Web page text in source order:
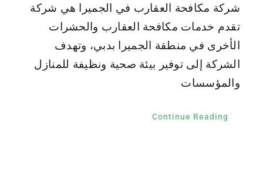
شركة مكافحة العقارب في الجميرا هي شركة
تقدم خدمات مكافحة العقارب والحشرات
الأخرى في منطقة الجميرا بدبي، وتهدف
الشركة إلى توفير بيئة صحية ونظيفة للمنازل
والمؤسسات
Continue Reading